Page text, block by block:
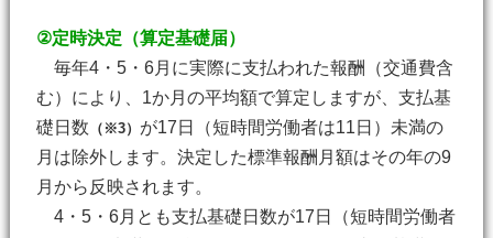
②定時決定（算定基礎届）
毎年4・5・6月に実際に支払われた報酬（交通費含
む）により、1か月の平均額で算定しますが、支払基
礎日数 （※3） が17日（短時間労働者は11日）未満の
月は除外します。決定した標準報酬月額はその年の9
月から反映されます。
4・5・6月とも支払基礎日数が17日（短時間労働者